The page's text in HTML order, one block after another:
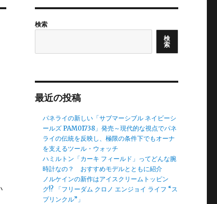
検索
検
索
最近の投稿
パネライの新しい「サブマーシブル ネイビーシ
ールズ PAM01738」発売～現代的な視点でパネ
ライの伝統を反映し、極限の条件下でもオーナ
を支えるツール・ウォッチ
ハミルトン「カーキ フィールド」ってどんな腕
時計なの？ おすすめモデルとともに紹介
ノルケインの新作はアイスクリームトッピン
グ!? 「フリーダム クロノ エンジョイ ライフ “ス
プリンクル”」